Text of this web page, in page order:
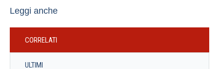
Leggi anche
CORRELATI
ULTIMI